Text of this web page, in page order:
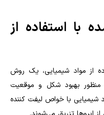
با استفاده از
از مواد شیمیایی، یک روش
منظور بهبود شکل و موقعیت
شیمیایی با خواص لیفت کننده